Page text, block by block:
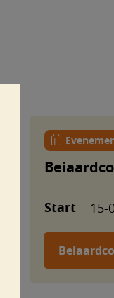
Start 15-